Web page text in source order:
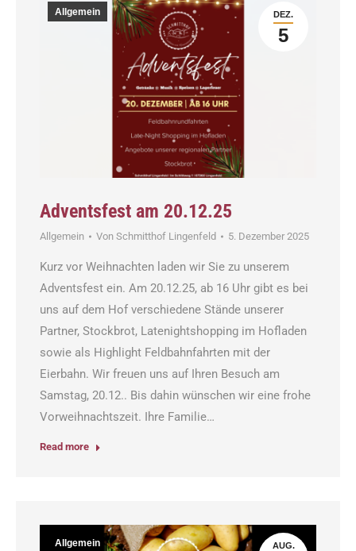
DEZ.
5
Allgemein
Adventsfest am 20.12.25
Allgemein Von Schmitthof Lingenfeld 5. Dezember 2025
Kurz vor Weihnachten laden wir Sie zu unserem
Adventsfest ein. Am 20.12.25, ab 16 Uhr gibt es bei
uns auf dem Hof verschiedene Stände unserer
Partner, Stockbrot, Latenightshopping im Hofladen
sowie als Highlight Feldbahnfahrten mit der
Eierbahn. Wir freuen uns auf Ihren Besuch am
Samstag, 20.12.. Bis dahin wünschen wir eine frohe
Vorweihnachtszeit. Ihre Familie…
Read more
AUG.
Allgemein